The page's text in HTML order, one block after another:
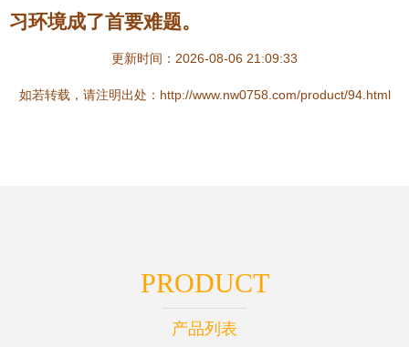
习环境成了首要难题。
更新时间：2026-08-06 21:09:33
如若转载，请注明出处：http://www.nw0758.com/product/94.html
PRODUCT
产品列表